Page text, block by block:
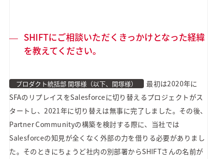
SHIFTにご相談いただくきっかけとなった経緯
を教えてください。
プロダクト統括部 関塚様（以下、関塚様）
最初は2020年に
SFAのリプレイスをSalesforceに切り替えるプロジェクトがス
タートし、2021年に切り替えは無事に完了しました。その後、
Partner Communityの構築を検討する際に、当社では
Salesforceの知見が全くなく外部の力を借りる必要がありまし
た。そのときにちょうど社内の別部署からSHIFTさんの名前が